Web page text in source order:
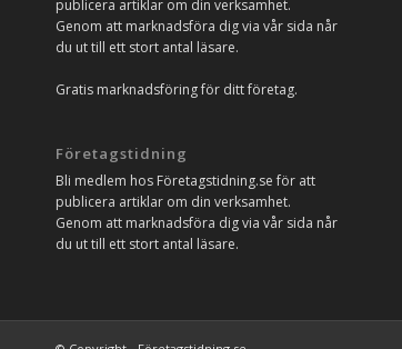
publicera artiklar om din verksamhet.
Genom att marknadsföra dig via vår sida når
du ut till ett stort antal läsare.
Gratis marknadsföring för ditt företag.
Företagstidning
Bli medlem hos Företagstidning.se för att
publicera artiklar om din verksamhet.
Genom att marknadsföra dig via vår sida når
du ut till ett stort antal läsare.